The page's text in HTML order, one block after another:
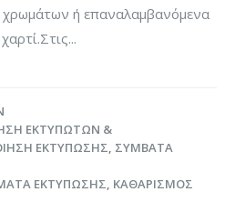
χρωμάτων ή επαναλαμβανόμενα
ΕΚΤΥΠΩΤΏΝ &
ΕΚΤΎΠΩΣΗΣ, ΣΥΜΒΑΤΆ
ΕΚΤΎΠΩΣΗΣ, ΚΑΘΑΡΙΣΜΌΣ